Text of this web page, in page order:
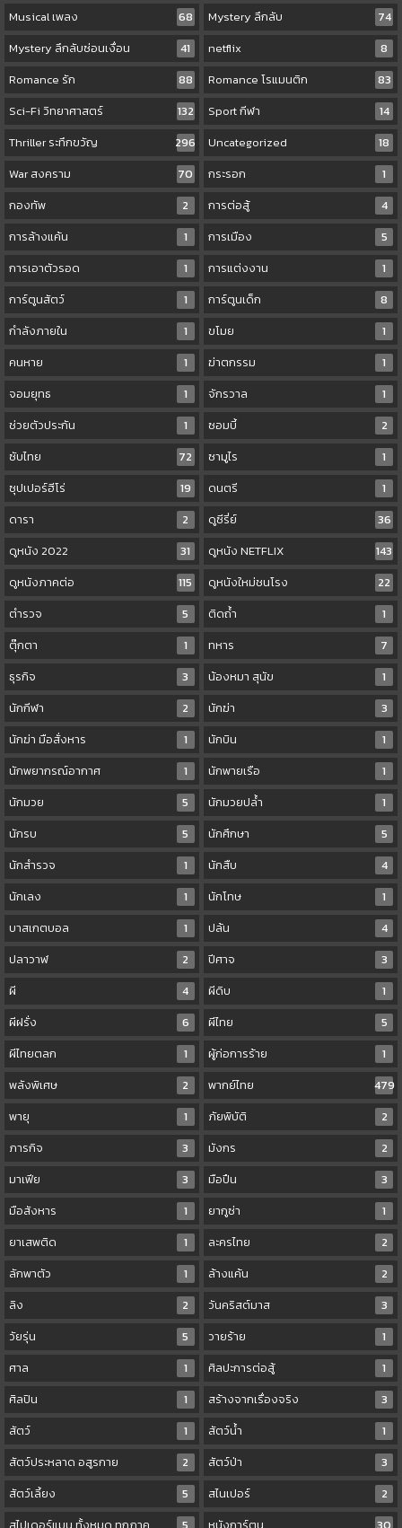
Musical เพลง
68 Mystery ลึกลับ
74
Mystery ลึกลับซ่อนเงื่อน
41 netflix
8
Romance รัก
88 Romance โรแมนติก
83
Sci-Fi วิทยาศาสตร์
132 Sport กีฬา
14
Thriller ระทึกขวัญ
296 Uncategorized
18
War สงคราม
70 กระรอก
1
กองทัพ
2 การต่อสู้
4
การล้างแค้น
1 การเมือง
5
การเอาตัวรอด
1 การแต่งงาน
1
การ์ตูนสัตว์
1 การ์ตูนเด็ก
8
กำลังภายใน
1 ขโมย
1
คนหาย
1 ฆ่าตกรรม
1
จอมยุทธ
1 จักรวาล
1
ช่วยตัวประกัน
1 ซอมบี้
2
ซับไทย
72 ซามูไร
1
ซุปเปอร์ฮีโร่
19 ดนตรี
1
ดารา
2 ดูซีรี่ย์
36
ดูหนัง 2022
31 ดูหนัง NETFLIX
143
ดูหนังภาคต่อ
115 ดูหนังใหม่ชนโรง
22
ตำรวจ
5 ติดถ้ำ
1
ตุ๊กตา
1 ทหาร
7
ธุรกิจ
3 น้องหมา สุนัข
1
นักกีฬา
2 นักฆ่า
3
นักฆ่า มือสั่งหาร
1 นักบิน
1
นักพยากรณ์อากาศ
1 นักพายเรือ
1
นักมวย
5 นักมวยปล้ำ
1
นักรบ
5 นักศึกษา
5
นักสำรวจ
1 นักสืบ
4
นักเลง
1 นักโทษ
1
บาสเกตบอล
1 ปล้น
4
ปลาวาฬ
2 ปีศาจ
3
ผี
4 ผีดิบ
1
ผีฝรั่ง
6 ผีไทย
5
ผีไทยตลก
1 ผู้ก่อการร้าย
1
พลังพิเศษ
2 พากย์ไทย
479
พายุ
1 ภัยพิบัติ
2
ภารกิจ
3 มังกร
2
มาเฟีย
3 มือปืน
3
มือสังหาร
1 ยากูซ่า
1
ยาเสพติด
1 ละครไทย
2
ลักพาตัว
1 ล้างแค้น
2
ลิง
2 วันคริสต์มาส
3
วัยรุ่น
5 วายร้าย
1
ศาล
1 ศิลปะการต่อสู้
1
ศิลปิน
1 สร้างจากเรื่องจริง
3
สัตว์
1 สัตว์น้ำ
1
สัตว์ประหลาด อสูรกาย
2 สัตว์ป่า
3
สัตว์เลี้ยง
5 สไนเปอร์
2